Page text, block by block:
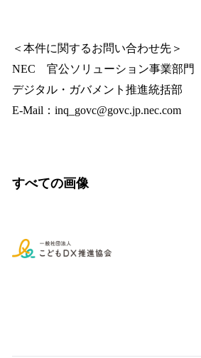
＜本件に関するお問い合わせ先＞
NEC 官公ソリューション事業部門
デジタル・ガバメント推進統括部
E-Mail：inq_govc@govc.jp.nec.com
すべての画像